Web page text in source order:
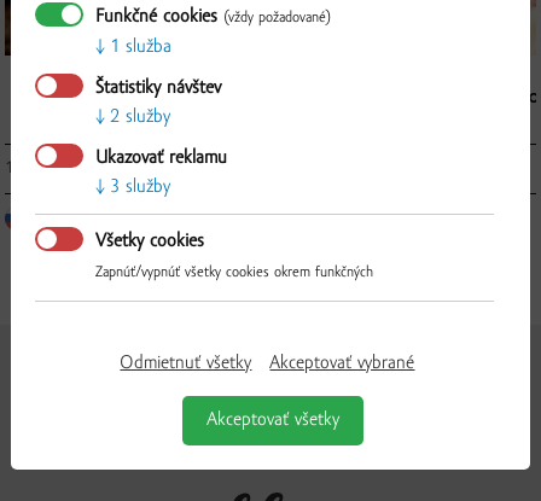
Darčeková poukážka 10 EUR
10.00 € / ks ▼
Funkčné cookies (vždy požadované)
1 služba
Štatistiky návštev
2 služby
Ukazovať reklamu
3 služby
Všetky cookies
Zapnúť/vypnúť všetky cookies okrem funkčných
Odmietnuť všetky Akceptovať vybrané
Akceptovať všetky